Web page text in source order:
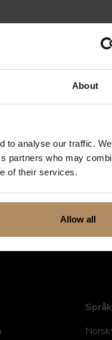
About
to analyse our traffic.
partners who may
of their services.
Allow all
og tjenester. Du
å beskytte ditt
Språk
Norsk